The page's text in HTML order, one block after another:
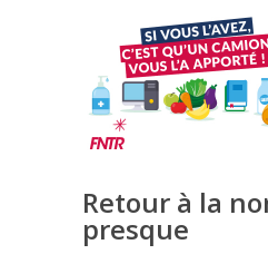
Retour à la
presque